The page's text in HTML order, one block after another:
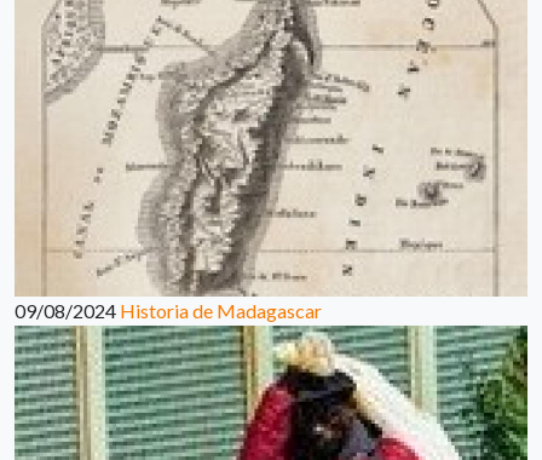
09/08/2024 Historia de Madagascar